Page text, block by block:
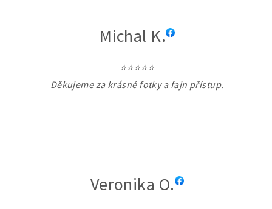
Michal K.
⭐⭐⭐⭐⭐
Děkujeme za krásné fotky a fajn přístup.
Veronika O.